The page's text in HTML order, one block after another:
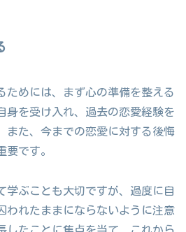
ためには、まず心の準備を整える
身を受け入れ、過去の恋愛経験を
また、今までの恋愛に対する後悔
要です。
学ぶことも大切ですが、過度に自
われたままにならないように注意